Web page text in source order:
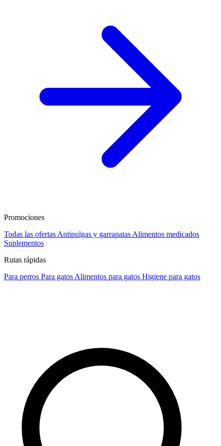
Promociones
Todas las ofertas Antipulgas y garrapatas Alimentos medicados
Suplementos
Rutas rápidas
Para perros Para gatos Alimentos para gatos Higiene para gatos